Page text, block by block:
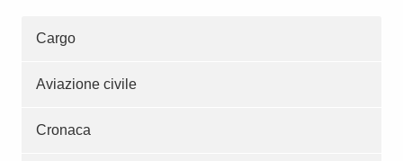
Cargo
Aviazione civile
Cronaca